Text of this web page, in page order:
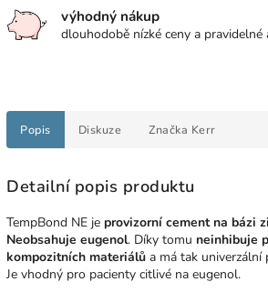
výhodný nákup
dlouhodobě nízké ceny a pravidelné
Popis Diskuze Značka Kerr
Detailní popis produktu
TempBond NE je provizorní cement na bázi
Neobsahuje eugenol. Díky tomu neinhibuje
kompozitních materiálů a má tak univerzální
Je vhodný pro pacienty citlivé na eugenol.